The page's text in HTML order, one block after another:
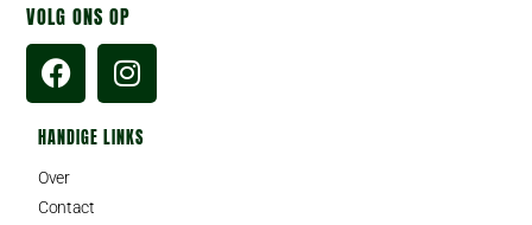
VOLG ONS OP
HANDIGE LINKS
Over
Contact